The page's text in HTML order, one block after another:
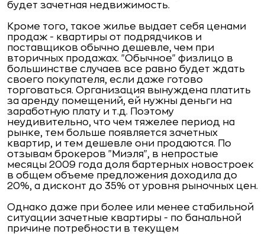
будет зачетная недвижимость.
Кроме того, такое жилье выдает себя ценами
продаж - квартиры от подрядчиков и
поставщиков обычно дешевле, чем при
вторичных продажах. "Обычное" физлицо в
большинстве случаев все равно будет ждать
своего покупателя, если даже готово
торговаться. Организация вынуждена платить
за аренду помещений, ей нужны деньги на
заработную плату и т.д. Поэтому
неудивительно, что чем тяжелее период на
рынке, тем больше появляется зачетных
квартир, и тем дешевле они продаются. По
отзывам брокеров "Миэля", в непростые
месяцы 2009 года доля бартерных новостроек
в общем объеме предложения доходила до
20%, а дисконт до 35% от уровня рыночных цен.
Однако даже при более или менее стабильной
ситуации зачетные квартиры - по банальной
причине потребности в текущем